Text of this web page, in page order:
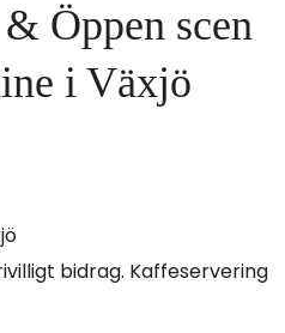
Öppen scen
i Växjö
bidrag. Kaffeservering